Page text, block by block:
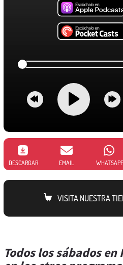
DESCARGAR EMAIL WHATSAPP
VISITA NUESTRA
Todos los sábados